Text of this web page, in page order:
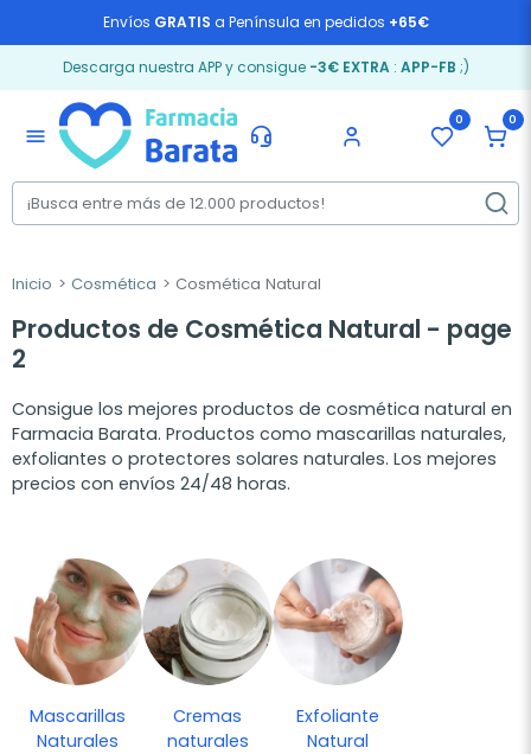
Envíos GRATIS a Península en pedidos +65€
Descarga nuestra APP y consigue -3€ EXTRA: APP-FB ;)
menu
0 0
Inicio Cosmética Cosmética Natural
Productos de Cosmética Natural - page
2
Consigue los mejores productos de cosmética natural en
Farmacia Barata. Productos como mascarillas naturales,
exfoliantes o protectores solares naturales. Los mejores
precios con envíos 24/48 horas.
Mascarillas
Naturales
Cremas
naturales
Exfoliante
Natural